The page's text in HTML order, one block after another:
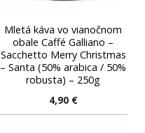
Mletá káva vo vianočnom
obale Caffé Galliano –
Sacchetto Merry Christmas
– Santa (50% arabica / 50%
robusta) – 250g
4,90 €